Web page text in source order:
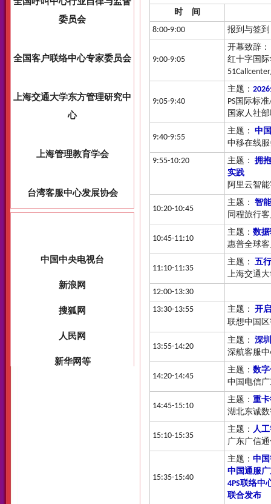
时 间
8:00-9:00
报到与签到
9:00-9:05
开幕致辞：
红十字国
9:05-9:40
主题：
PS国际标
国家人社
9:40-9:55
主题： 中
中移在线
9:55-10:20
主题： 拥
实践
阿里云智
10:20-10:45
主题： 智
同程旅行
10:45-11:10
主题： 数
惠普全球
11:10-11:35
主题： 五
上海交通
12:00-13:30
13:30-13:55
主题： 开
联想中国
13:55-14:20
主题： 深
深航客服
14:20-14:45
主题： 数
中国电信
14:45-15:10
主题： 重
湖北东诚
15:10-15:35
主题： 人
广东广信
15:35-15:40
主题： 中
中国通服
4PS联络中
联合发布